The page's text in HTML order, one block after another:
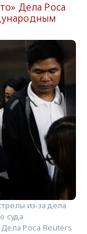
Дела Роса
из-за дела
суда
Роса Reuters